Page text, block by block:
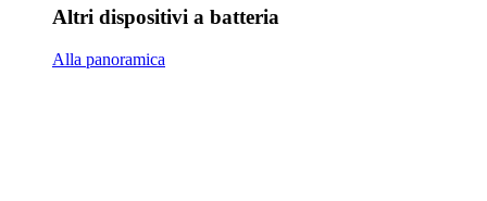
Altri dispositivi a batteria
Alla panoramica